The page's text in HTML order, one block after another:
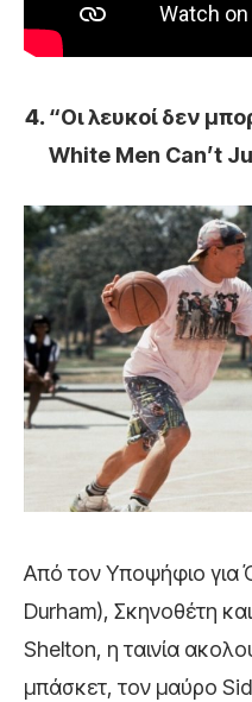
“Οι λευκοί δεν
White Men Can’t
Από τον Υποψήφιο για
Durham), Σκηνοθέτη
Shelton, η ταινία
μπάσκετ, τον μαύρο